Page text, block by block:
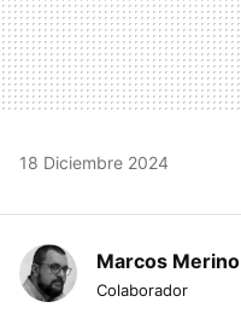
18 Diciembre 2024
Marcos Merino
Colaborador